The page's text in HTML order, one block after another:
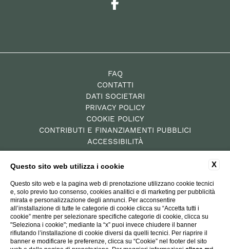
FAQ
CONTATTI
DATI SOCIETARI
PRIVACY POLICY
COOKIE POLICY
CONTRIBUTI E FINANZIAMENTI PUBBLICI
ACCESSIBILITÀ
WEBSITE BY BLASTNESS
P.Iva: 00784010522
Residence – CIN IT052019B4XZY69GBY
Hotel Diffuso – CIN
IT052019A1LCEPCNAH
X
Questo sito web utilizza i cookie
Questo sito web e la pagina web di prenotazione utilizzano cookie tecnici
e, solo previo tuo consenso, cookies analitici e di marketing per pubblicità
mirata e personalizzazione degli annunci. Per acconsentire
all’installazione di tutte le categorie di cookie clicca su “Accetta tutti i
cookie” mentre per selezionare specifiche categorie di cookie, clicca su
"Seleziona i cookie"; mediante la “x” puoi invece chiudere il banner
rifiutando l’installazione di cookie diversi da quelli tecnici. Per riaprire il
banner e modificare le preferenze, clicca su “Cookie” nel footer del sito